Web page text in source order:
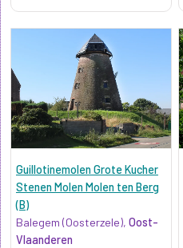
Guillotinemolen Grote Kucher
Stenen Molen Molen ten Berg
(B)
Balegem (Oosterzele), Oost-
Vlaanderen